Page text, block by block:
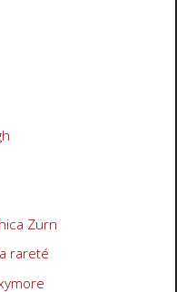
Zürn
rareté